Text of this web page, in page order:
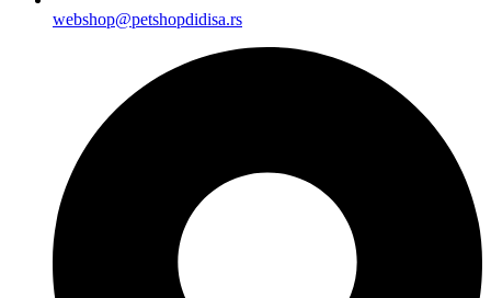
webshop@petshopdidisa.rs